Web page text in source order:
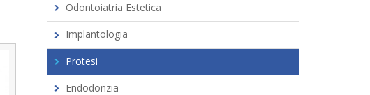
Odontoiatria Estetica
Implantologia
Protesi
Endodonzia